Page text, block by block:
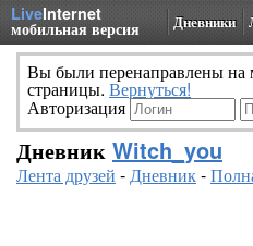
LiveInternet
мобильная версия Дневники
Вы были перенаправлены
страницы. Вернуться!
Авторизация
Дневник Witch_you
Лента друзей -Дневник-